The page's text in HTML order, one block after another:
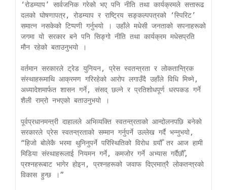
‘रोडम्याप’ सार्वजनिक गरेको भए पनि नीति तथा कार्यक्रमले सत्तारूढ
दलको घोषणापत्र, रोडम्याप र राष्ट्रिय सङ्कल्पपत्रको ‘स्पिरिट’
समात्न नसकेको टिप्पणी गर्नुभयो । उहाँले मधेसी जनताको सपनाहरूको
जगमा यो सरकार बने पनि सिङ्गो नीति तथा कार्यक्रम मधेसप्रति
मौन रहेको बताउनुभयो ।
वर्तमान सरकारले ट्रेड युनियन, प्रेस स्वतन्त्रता र लोकतान्त्रिक
संस्थाहरूमाथि आक्रमण गरिरहेको आरोप लगाउँदै उहाँले विधि मिच्ने,
अध्यादेशमार्फत शासन गर्ने, संसद् छल्ने र प्रतिशोधपूर्ण धरपकड गर्ने
शैली राम्रो नभएको बताउनुभयो ।
पूर्वप्रधानमन्त्री दाहालले अभिव्यक्ति स्वतन्त्रताको आन्दोलनपछि बनेको
सरकारले प्रेस स्वतन्त्रताको सम्मान गर्नुपर्ने उल्लेख गर्दै भन्नुभयो,
“हिजो बोलेकै भरमा थुनिनुपर्ने परिस्थितिको विरोध गर्‍यौँ तर आज हामी
मिडिया संस्थाहरूलाई नियमन गर्ने, कमजोर गर्ने अभ्यास गर्दैछौँ,
प्रश्नहरूबाट भागेर होइन, प्रश्नहरूको जवाफ दिएरमात्रै लोकतन्त्रको
विकास हुन्छ ।”